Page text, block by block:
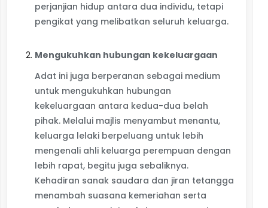
perjanjian hidup antara dua individu, tetapi
pengikat yang melibatkan seluruh keluarga.
Mengukuhkan hubungan kekeluargaan
Adat ini juga berperanan sebagai medium
untuk mengukuhkan hubungan
kekeluargaan antara kedua-dua belah
pihak. Melalui majlis menyambut menantu,
keluarga lelaki berpeluang untuk lebih
mengenali ahli keluarga perempuan dengan
lebih rapat, begitu juga sebaliknya.
Kehadiran sanak saudara dan jiran tetangga
menambah suasana kemeriahan serta